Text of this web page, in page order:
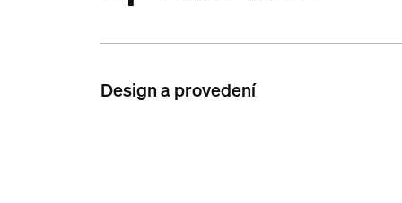
Design a provedení